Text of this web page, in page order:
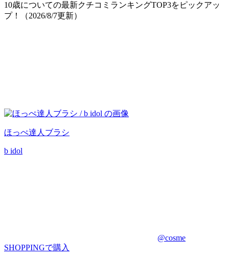
10歳についての最新クチコミランキングTOP3をピックアッ
プ！（2026/8/7更新）
ほっぺ達人ブラシ
b idol
@cosme
SHOPPINGで購入